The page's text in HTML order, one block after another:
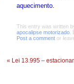
aquecimento
This entry was written
apocalipse motorizado
Post a comment or
« Lei 13.995 –